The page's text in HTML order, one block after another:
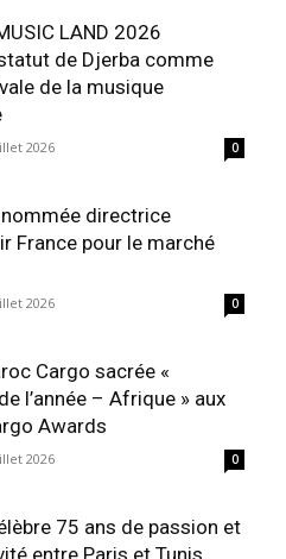
LAND 2026
de Djerba comme
de la musique
2026 0
directrice
France pour le marché
2026 0
Cargo sacrée «
l’année – Afrique » aux
Awards
2026 0
75 ans de passion et
entre Paris et Tunis